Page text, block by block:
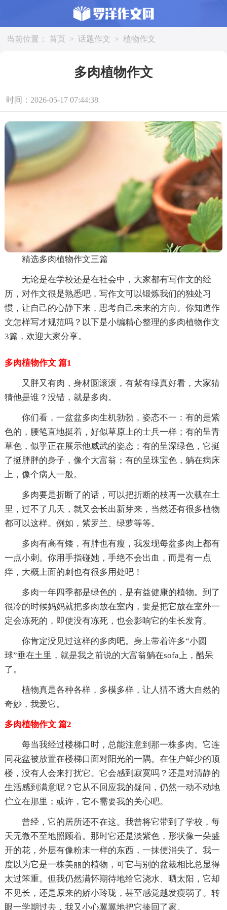
当前位置： 首页 > 话题作文 > 植物作文
多肉植物作文
时间：2026-05-17 07:44:38
精选多肉植物作文三篇
无论是在学校还是在社会中，大家都有写作文的经
历，对作文很是熟悉吧，写作文可以锻炼我们的独处习
惯，让自己的心静下来，思考自己未来的方向。你知道作
文怎样写才规范吗？以下是小编精心整理的多肉植物作文
3篇，欢迎大家分享。
多肉植物作文 篇1
又胖又有肉，身材圆滚滚，有紫有绿真好看，大家猜
猜他是谁？没错，就是多肉。
你们看，一盆盆多肉生机勃勃，姿态不一：有的是紫
色的，腰笔直地挺着，好似草原上的士兵一样；有的呈青
草色，似乎正在展示他威武的姿态；有的呈深绿色，它挺
了挺胖胖的身子，像个大富翁；有的呈珠宝色，躺在病床
上，像个病人一般。
多肉要是折断了的话，可以把折断的枝再一次载在土
里，过不了几天，就又会长出新芽来，当然还有很多植物
都可以这样。例如，紫罗兰、绿萝等等。
多肉有高有矮，有胖也有瘦，我发现每盆多肉上都有
一点小刺。你用手指碰她，手绝不会出血，而是有一点
痒，大概上面的刺也有很多用处吧！
多肉一年四季都是绿色的，是有益健康的植物。到了
很冷的时候妈妈就把多肉放在室内，要是把它放在室外一
定会冻死的，即使没有冻死，也会影响它的生长发育。
你肯定没见过这样的多肉吧。身上带着许多“小圆
球”垂在土里，就是我之前说的大富翁躺在sofa上，酷呆
了。
植物真是各种各样，多模多样，让人猜不透大自然的
奇妙，我爱它。
多肉植物作文 篇2
每当我经过楼梯口时，总能注意到那一株多肉。它连
同花盆被放置在楼梯口面对阳光的一隅。在住户鲜少的顶
楼，没有人会来打扰它。它会感到寂寞吗？还是对清静的
生活感到满意呢？它从不回应我的疑问，仍然一动不动地
伫立在那里；或许，它不需要我的关心吧。
曾经，它的居所还不在这。我曾将它带到了学校，每
天无微不至地照顾着。那时它还是淡紫色，形状像一朵盛
开的花，外层有像粉末一样的东西，一抹便消失了。我一
度以为它是一株美丽的植物，可它与别的盆栽相比总显得
太过笨重。但我仍然满怀期待地给它浇水、晒太阳，它却
不见长，还是原来的娇小玲珑，甚至感觉越发瘦弱了。转
眼一学期过去，我又小心翼翼地把它捧回了家。